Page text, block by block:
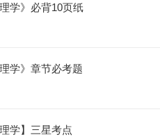
学》必背10页纸
学》章节必考题
学】三星考点